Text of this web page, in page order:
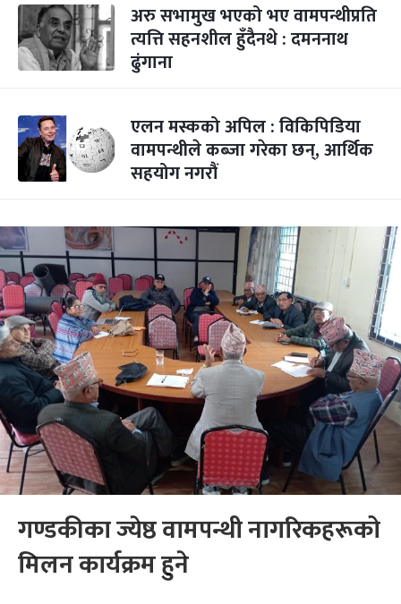
अरु सभामुख भएको भए वामपन्थीप्रति
त्यत्ति सहनशील हुँदैनथे : दमननाथ
ढुंगाना
एलन मस्कको अपिल : विकिपिडिया
वामपन्थीले कब्जा गरेका छन्, आर्थिक
सहयोग नगरौं
गण्डकीका ज्येष्ठ वामपन्थी नागरिकहरूको
मिलन कार्यक्रम हुने